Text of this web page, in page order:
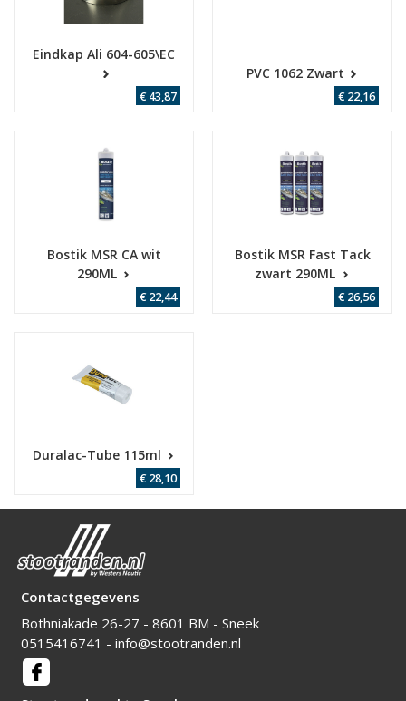
€ 43,87
Eindkap Ali 604-605\EC
€ 22,16
PVC 1062 Zwart
€ 22,44
Bostik MSR CA wit
290ML
€ 26,56
Bostik MSR Fast Tack
zwart 290ML
€ 28,10
Duralac-Tube 115ml
Contactgegevens
Bothniakade 26-27 - 8601 BM - Sneek
0515416741 - info@stootranden.nl